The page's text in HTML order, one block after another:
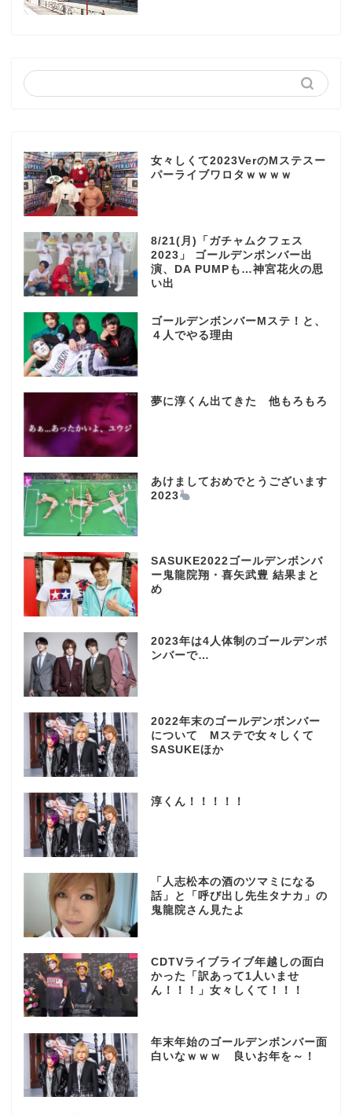
女々しくて2023VerのMステスー
パーライブワロタｗｗｗｗ
8/21(月)「ガチャムクフェス
2023」 ゴールデンボンバー出
演、DA PUMPも…神宮花火の思
い出
ゴールデンボンバーMステ！と、
４人でやる理由
夢に淳くん出てきた 他もろもろ
あけましておめでとうございます
2023
SASUKE2022ゴールデンボンバ
ー鬼龍院翔・喜矢武豊 結果まと
め
2023年は4人体制のゴールデンボ
ンバーで…
2022年末のゴールデンボンバー
について Mステで女々しくて
SASUKEほか
淳くん！！！！！
「人志松本の酒のツマミになる
話」と「呼び出し先生タナカ」の
鬼龍院さん見たよ
CDTVライブライブ年越しの面白
かった「訳あって1人いませ
ん！！！」女々しくて！！！
年末年始のゴールデンボンバー面
白いなｗｗｗ 良いお年を～！